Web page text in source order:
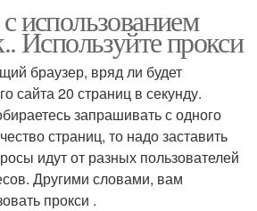
использованием
Используйте прокси
браузер, вряд ли будет
сайта 20 страниц в секунду.
запрашивать с одного
страниц, то надо заставить
идут от разных пользователей
Другими словами, вам
прокси .